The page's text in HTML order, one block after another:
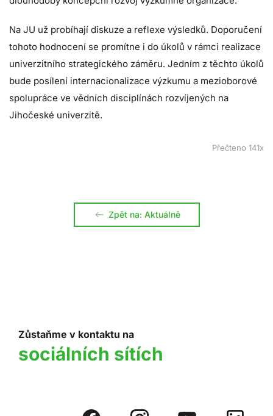
Na JU už probíhají diskuze a reflexe výsledků. Doporučení
tohoto hodnocení se promítne i do úkolů v rámci realizace
univerzitního strategického záměru. Jedním z těchto úkolů
bude posílení internacionalizace výzkumu a mezioborové
spolupráce ve vědních disciplínách rozvíjených na
Jihočeské univerzitě.
Přečteno 141x
Zpět na: Aktuálně
Zůstaňme v kontaktu na
sociálních sítích